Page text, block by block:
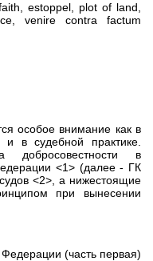
estoppel, plot of land,
venire contra factum
особое внимание как в
и в судебной практике.
добросовестности в
<1> (далее - ГК
<2>, а нижестоящие
при вынесении
(часть первая)